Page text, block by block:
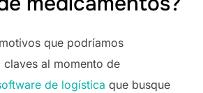
que podríamos
al momento de
de logística que busque